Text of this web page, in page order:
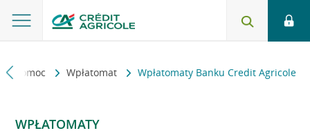
i pomoc Wpłatomat Wpłatomaty Banku Credit Agricole
WPŁATOMATY